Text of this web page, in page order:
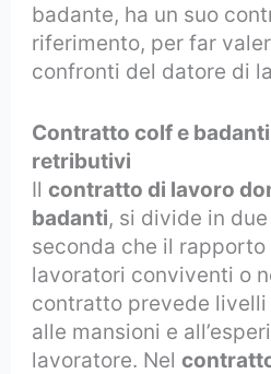
badante, ha un suo
riferimento, per far
confronti del datore di
Contratto colf e
retributivi
Ilcontratto di lavoro
badanti, si divide in
seconda che il
lavoratori conviventi o
contratto prevede
alle mansioni e
lavoratore. Nel